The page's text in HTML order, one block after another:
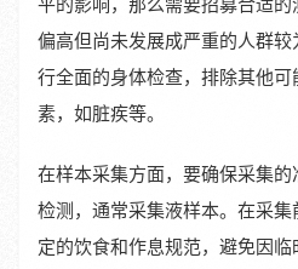
偏高但尚未发展成严重的人群
行全面的身体检查，排除其他
素，如脏疾等。
在样本采集方面，要确保采集
检测，通常采集液样本。在采
定的饮食和作息规范，避免因